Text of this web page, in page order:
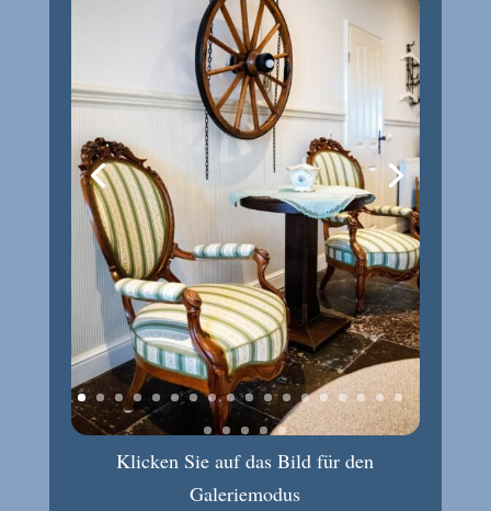
Klicken Sie auf das Bild für den
Galeriemodus